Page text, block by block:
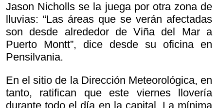
Jason Nicholls se la juega por otra zona de
lluvias: “Las áreas que se verán afectadas
son desde alrededor de Viña del Mar a
Puerto Montt”, dice desde su oficina en
Pensilvania.
En el sitio de la Dirección Meteorológica, en
tanto, ratifican que este viernes llovería
durante todo el día en la capital. La mínima